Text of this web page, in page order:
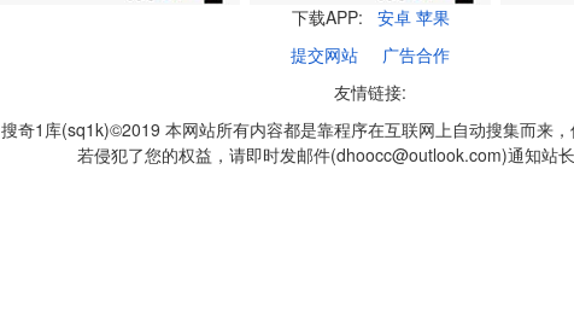
下载APP: 安卓 苹果
提交网站
广告合作
友情链接:
搜奇1库(sq1k)©2019 本网站所有内容都是靠程序在互联网上自动搜集而来，
若侵犯了您的权益，请即时发邮件(dhoocc@outlook.com)通知站